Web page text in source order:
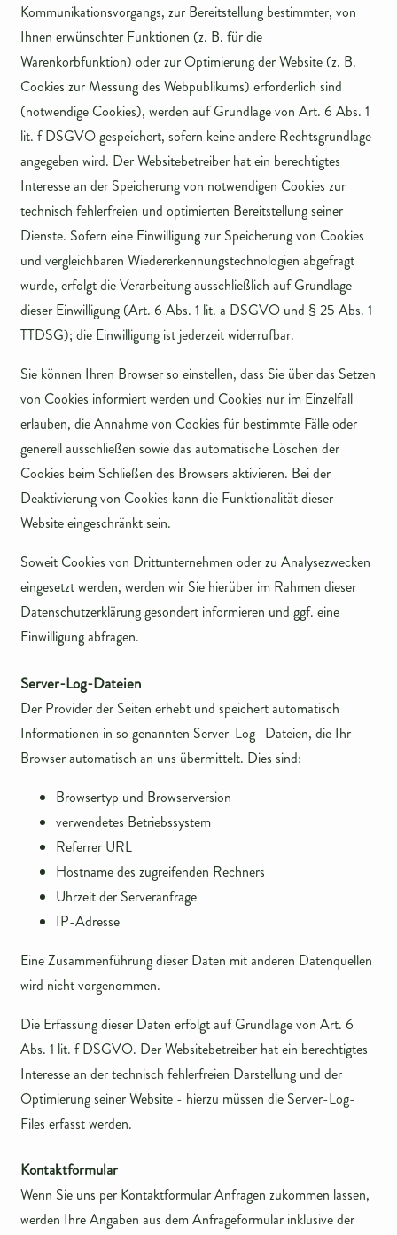
Kommunikationsvorgangs, zur Bereitstellung bestimmter, von
Ihnen erwünschter Funktionen (z. B. für die
Warenkorbfunktion) oder zur Optimierung der Website (z. B.
Cookies zur Messung des Webpublikums) erforderlich sind
(notwendige Cookies), werden auf Grundlage von Art. 6 Abs. 1
lit. f DSGVO gespeichert, sofern keine andere Rechtsgrundlage
angegeben wird. Der Websitebetreiber hat ein berechtigtes
Interesse an der Speicherung von notwendigen Cookies zur
technisch fehlerfreien und optimierten Bereitstellung seiner
Dienste. Sofern eine Einwilligung zur Speicherung von Cookies
und vergleichbaren Wiedererkennungstechnologien abgefragt
wurde, erfolgt die Verarbeitung ausschließlich auf Grundlage
dieser Einwilligung (Art. 6 Abs. 1 lit. a DSGVO und § 25 Abs. 1
TTDSG); die Einwilligung ist jederzeit widerrufbar.
Sie können Ihren Browser so einstellen, dass Sie über das Setzen
von Cookies informiert werden und Cookies nur im Einzelfall
erlauben, die Annahme von Cookies für bestimmte Fälle oder
generell ausschließen sowie das automatische Löschen der
Cookies beim Schließen des Browsers aktivieren. Bei der
Deaktivierung von Cookies kann die Funktionalität dieser
Website eingeschränkt sein.
Soweit Cookies von Drittunternehmen oder zu Analysezwecken
eingesetzt werden, werden wir Sie hierüber im Rahmen dieser
Datenschutzerklärung gesondert informieren und ggf. eine
Einwilligung abfragen.
Server-Log-Dateien
Der Provider der Seiten erhebt und speichert automatisch
Informationen in so genannten Server-Log- Dateien, die Ihr
Browser automatisch an uns übermittelt. Dies sind:
Browsertyp und Browserversion
verwendetes Betriebssystem
Referrer URL
Hostname des zugreifenden Rechners
Uhrzeit der Serveranfrage
IP-Adresse
Eine Zusammenführung dieser Daten mit anderen Datenquellen
wird nicht vorgenommen.
Die Erfassung dieser Daten erfolgt auf Grundlage von Art. 6
Abs. 1 lit. f DSGVO. Der Websitebetreiber hat ein berechtigtes
Interesse an der technisch fehlerfreien Darstellung und der
Optimierung seiner Website - hierzu müssen die Server-Log-
Files erfasst werden.
Kontaktformular
Wenn Sie uns per Kontaktformular Anfragen zukommen lassen,
werden Ihre Angaben aus dem Anfrageformular inklusive der